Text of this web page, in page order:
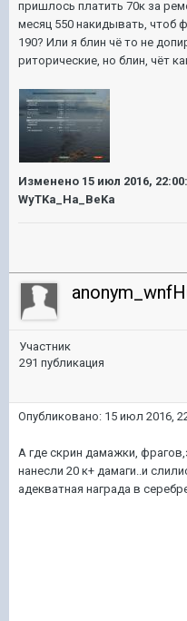
пришлось платить 70к за
месяц 550 накидывать, чтоб
190? Или я блин чё то не
риторические, но блин, чёт
Изменено 15 июл 2016,
WyTKa_Ha_BeKa
Участник
291 публикация
Опубликовано: 15 июл 2016,
А где скрин дамажки,
нанесли 20 к+ дамаги..и
адекватная награда в